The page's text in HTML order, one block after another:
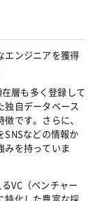
エンジニアを獲得
層も多く登録して
独自データベース
です。さらに、
SNSなどの情報か
みを持っていま
VC（ベンチャー